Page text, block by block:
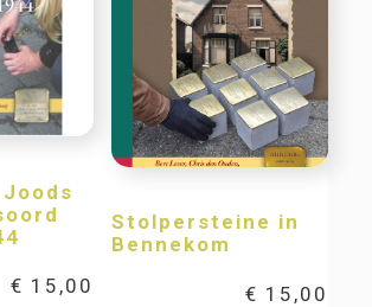
€ 15,00
Stolpersteine in
Bennekom
€ 15,00